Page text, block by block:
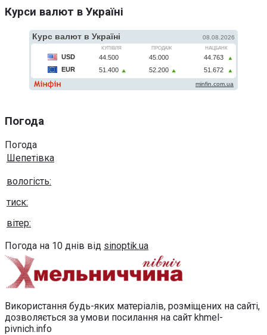
Курси валют в Україні
Погода
Погода
Шепетівка
вологість:
тиск:
вітер:
Погода на 10 днів від sinoptik.ua
Використання будь-яких матеріалів, розміщених на сайті,
дозволяється за умови посилання на сайт khmel-
pivnich.info